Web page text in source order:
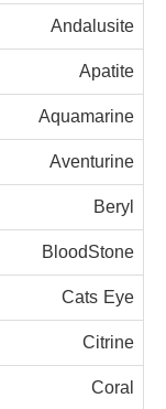
Andalusite
Apatite
Aquamarine
Aventurine
Beryl
BloodStone
Cats Eye
Citrine
Coral